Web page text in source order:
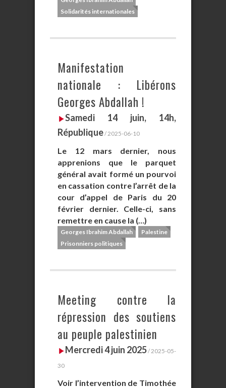
Solidarités internationales
Manifestation
nationale : Libérons
Georges Abdallah !
Samedi 14 juin, 14h,
République/ 2025-06-10
Le 12 mars dernier, nous
apprenions que le parquet
général avait formé un pourvoi
en cassation contre l’arrêt de la
cour d’appel de Paris du 20
février dernier. Celle-ci, sans
remettre en cause la (…)
Georges Ibrahim Abdallah
Palestine
Prisonniers politiques
Meeting contre la
répression des soutiens
au peuple palestinien
Mercredi 4 juin 2025/ 2025-05-
30
Voir l’intervention de Timothée